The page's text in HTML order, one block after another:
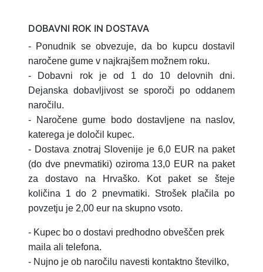
DOBAVNI ROK IN DOSTAVA
- Ponudnik se obvezuje, da bo kupcu dostavil
naročene gume v najkrajšem možnem roku.
- Dobavni rok je od 1 do 10 delovnih dni.
Dejanska dobavljivost se sporoči po oddanem
naročilu.
- Naročene gume bodo dostavljene na naslov,
katerega je določil kupec.
- Dostava znotraj Slovenije je 6,0 EUR na paket
(do dve pnevmatiki) oziroma 13,0 EUR na paket
za dostavo na Hrvaško.
Kot paket se šteje
količina 1 do 2 pnevmatiki. Strošek plačila po
povzetju je 2,00 eur na skupno vsoto.
- Kupec bo o dostavi predhodno obveščen prek
maila ali telefona.
- Nujno je ob naročilu navesti kontaktno številko,